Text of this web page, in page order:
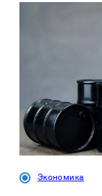
Экономика